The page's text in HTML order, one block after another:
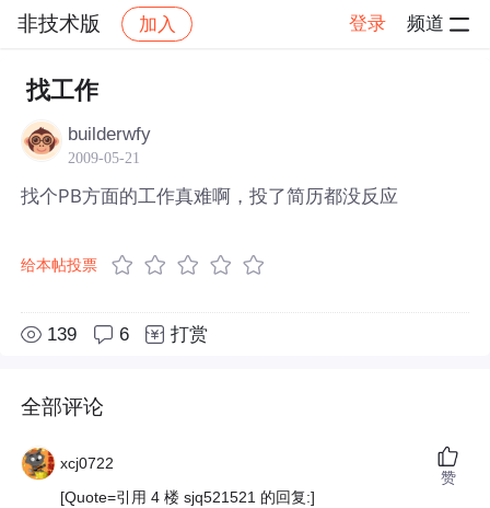
非技术版 加入 登录 频道
社区 非技术版
找工作
builderwfy
2009-05-21
找个PB方面的工作真难啊，投了简历都没反应
给本帖投票
139 6 打赏
全部评论
xcj0722
[Quote=引用 4 楼 sjq521521 的回复:]
赞